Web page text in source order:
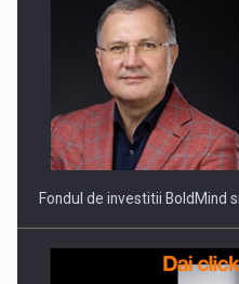
Fondul de investitii BoldMind